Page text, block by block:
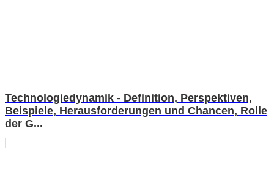
Technologiedynamik - Definition, Perspektiven,
Beispiele, Herausforderungen und Chancen, Rolle
der G...